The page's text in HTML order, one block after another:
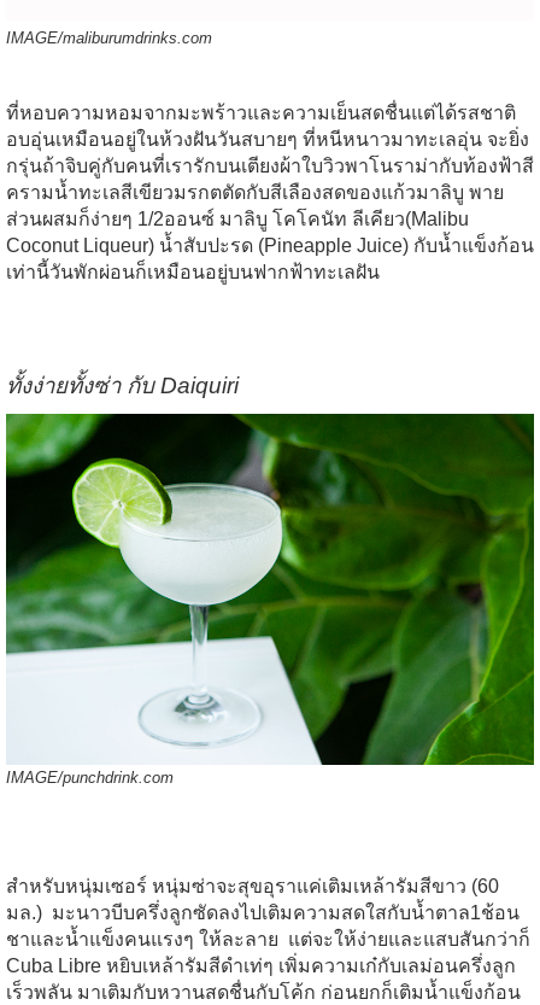
IMAGE/maliburumdrinks.com
ที่หอบความหอมจากมะพร้าวและความเย็นสดชื่นแต่ได้รสชาติ
อบอุ่นเหมือนอยู่ในห้วงฝันวันสบายๆ ที่หนีหนาวมาทะเลอุ่น จะยิ่ง
กรุ่นถ้าจิบคู่กับคนที่เรารักบนเตียงผ้าใบวิวพาโนราม่ากับท้องฟ้าสี
ครามน้ำทะเลสีเขียวมรกตตัดกับสีเลืองสดของแก้วมาลิบู พาย
ส่วนผสมก็ง่ายๆ 1/2ออนซ์ มาลิบู โคโคนัท ลีเคียว(Malibu
Coconut Liqueur) น้ำสับปะรด (Pineapple Juice) กับน้ำแข็งก้อน
เท่านี้วันพักผ่อนก็เหมือนอยู่บนฟากฟ้าทะเลฝัน
ทั้งง่ายทั้งซ่า กับDaiquiri
IMAGE/punchdrink.com
สำหรับหนุ่มเซอร์ หนุ่มซ่าจะสุขอุราแค่เติมเหล้ารัมสีขาว (60
มล.) มะนาวบีบครึ่งลูกซัดลงไปเติมความสดใสกับน้ำตาล1ช้อน
ชาและน้ำแข็งคนแรงๆ ให้ละลาย แต่จะให้ง่ายและแสบสันกว่าก็
Cuba Libre หยิบเหล้ารัมสีดำเท่ๆ เพิ่มความเก๋กับเลม่อนครึ่งลูก
เร็วพลัน มาเติมกับหวานสดชื่นกับโค้ก ก่อนยกก็เติมน้ำแข็งก้อน